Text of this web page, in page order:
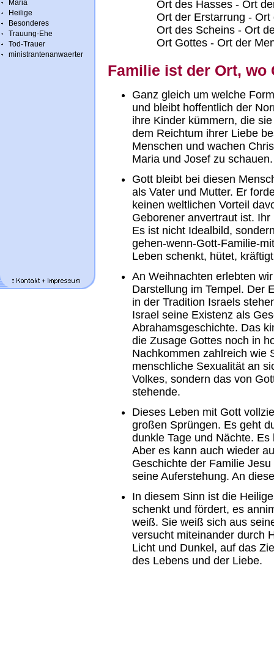
Maria
Heilige
Besonderes
Trauung-Ehe
Tod-Trauer
ministrantenanwaerter
Ort des Hasses - Ort
Ort der Erstarrung - Ort
Ort des Scheins - Ort
Ort Gottes - Ort der
Familie ist der Ort, wo
Ganz gleich um welche
und bleibt hoffentlich der
ihre Kinder kümmern, die
dem Reichtum ihrer Liebe
Menschen und wachen
Maria und Josef zu schauen.
Gott bleibt bei diesen
als Vater und Mutter. Er
keinen weltlichen Vorteil
Geborener anvertraut ist.
Es ist nicht Idealbild,
gehen-wenn-Gott-Familie-
Leben schenkt, hütet,
An Weihnachten erlebten
Darstellung im Tempel. Der
in der Tradition Israels
Israel seine Existenz als
Abrahamsgeschichte. Das
die Zusage Gottes noch in
Nachkommen zahlreich wie
menschliche Sexualität an
Volkes, sondern das von
stehende.
Dieses Leben mit Gott
großen Sprüngen. Es geht
dunkle Tage und Nächte.
Aber es kann auch wieder
Geschichte der Familie
seine Auferstehung. An
In diesem Sinn ist die
schenkt und fördert, es
weiß. Sie weiß sich aus
versucht miteinander durch
Licht und Dunkel, auf das
des Lebens und der Liebe.